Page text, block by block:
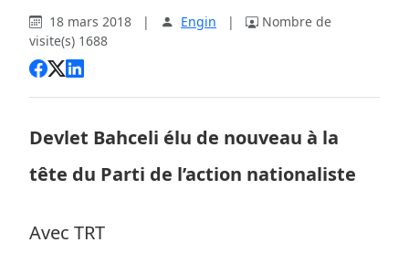
18 mars 2018 | Engin |
Nombre de
visite(s) 1688
Devlet Bahceli élu de nouveau à la
tête du Parti de l’action nationaliste
Avec TRT